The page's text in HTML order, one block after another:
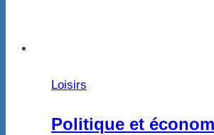
Loisirs
Politique et